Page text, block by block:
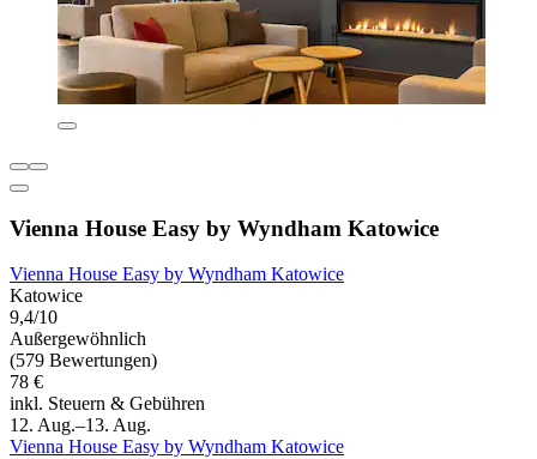
Vienna House Easy by Wyndham Katowice
Vienna House Easy by Wyndham Katowice
Katowice
9,4/10
Außergewöhnlich
(579 Bewertungen)
78 €
inkl. Steuern & Gebühren
12. Aug.–13. Aug.
Vienna House Easy by Wyndham Katowice